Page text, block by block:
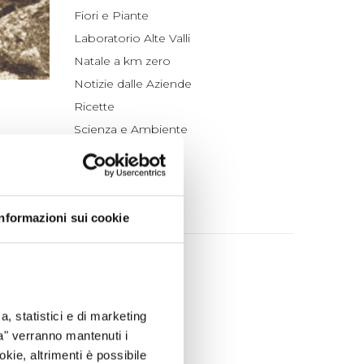
sui cookie
statistici e di marketing
verranno mantenuti i
altrimenti è possibile
“ho
loro
tutta
di
per la
Fiori e Piante
Laboratorio Alte Valli
Natale a km zero
Notizie dalle Aziende
Ricette
Scienza e Ambiente
Tradizioni
Un po' di Storia
ARCHIVIO
giugno (4)
maggio (4)